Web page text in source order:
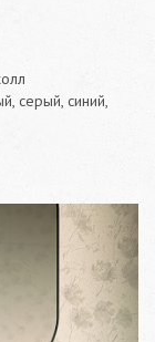
серый, синий,